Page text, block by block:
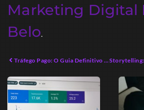
Marketing Digital
Belo
Tráfego Pago: O Guia Definitivo para Iniciantes em 2026